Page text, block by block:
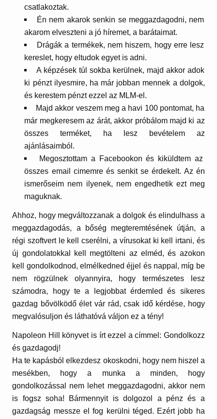
csatlakoztak.
Én nem akarok senkin se meggazdagodni, nem
akarom elveszteni a jó híremet, a barátaimat.
Drágák a termékek, nem hiszem, hogy erre lesz
kereslet, hogy eltudok egyet is adni.
A képzések túl sokba kerülnek, majd akkor adok
ki pénzt ilyesmire, ha már jobban mennek a dolgok,
és kerestem pénzt ezzel az MLM-el.
Majd akkor veszem meg a havi 100 pontomat, ha
már megkeresem az árát, akkor próbálom majd ki az
összes terméket, ha lesz bevételem az
ajánlásaimból.
Megosztottam a Facebookon és kiküldtem az
összes email cimemre és senkit se érdekelt. Az én
ismerőseim nem ilyenek, nem engedhetik ezt meg
maguknak.
Ahhoz, hogy megváltozzanak a dolgok és elindulhass a
meggazdagodás, a bőség megteremtésének útján, a
régi szoftvert le kell cserélni, a vírusokat ki kell irtani, és
új gondolatokkal kell megtölteni az elméd, és azokon
kell gondolkodnod, elmélkedned éjjel és nappal, míg be
nem rögzülnek olyannyira, hogy természetes lesz
számodra, hogy te a legjobbat érdemled és sikeres
gazdag bővölködő élet vár rád, csak idő kérdése, hogy
megvalósuljon és láthatóvá váljon ez a tény!
Napoleon Hill könyvet is írt ezzel a címmel: Gondolkozz
és gazdagodj!
Ha te kapásból elkezdesz okoskodni, hogy nem hiszel a
mesékben, hogy a munka a minden, hogy
gondolkozással nem lehet meggazdagodni, akkor nem
is fogsz soha! Bármennyit is dolgozol a pénz és a
gazdagság messze el fog kerülni téged. Ezért jobb ha